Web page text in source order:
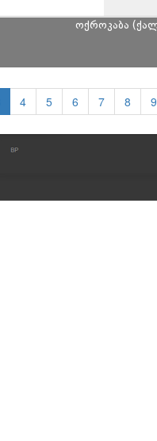
ოქროკაბა
4 5 6 7 8 9